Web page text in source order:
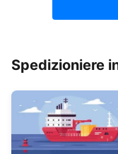
Spedizioniere